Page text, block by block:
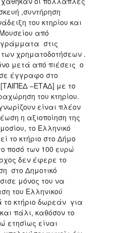
,συντήρηση
του κτηρίου και
από
στις
των χρηματοδοτήσεων .
μετά από πιέσεις ο
έγγραφο στο
–ΕΤΑΔ] με το
του κτηρίου.
είναι πλέον
η αξιοποίηση της
το Ελληνικό
το κτήριο στο Δήμο
ποσό των 100 ευρώ
δεν έφερε το
στο Δημοτικό
μόνος του να
του Ελληνικού
το κτήριο δωρεάν για
πάλι, καθόσον το
ετησίως είναι